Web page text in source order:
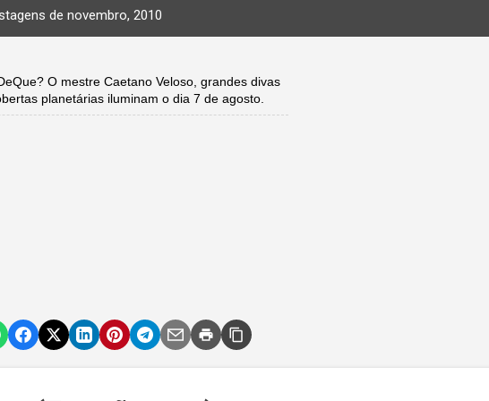
de novembro, 2010
O mestre Caetano Veloso, grandes divas
planetárias iluminam o dia 7 de agosto.